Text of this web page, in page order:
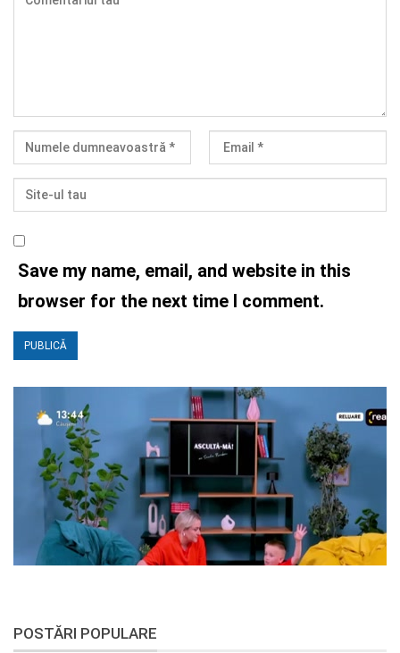
Save my name, email, and website in this
browser for the next time I comment.
POSTĂRI POPULARE